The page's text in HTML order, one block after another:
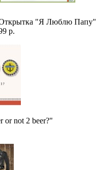
"Я Люблю Папу"
р.
or not 2 beer?"